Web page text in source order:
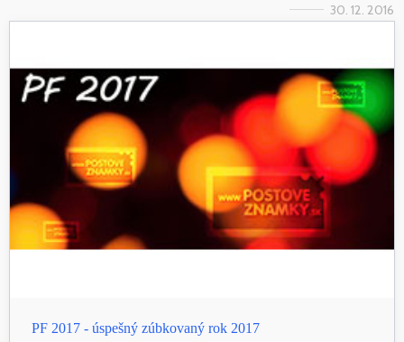
30. 12. 2016
PF 2017 - úspešný zúbkovaný rok 2017